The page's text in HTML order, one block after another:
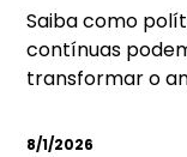
Saiba como
contínuas
transformar o
8/1/2026